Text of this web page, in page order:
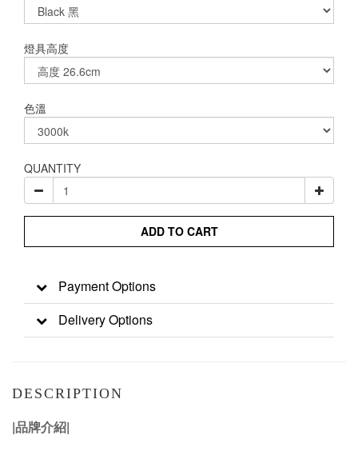
燈具高度
色溫
QUANTITY
ADD TO CART
Payment Options
Delivery Options
DESCRIPTION
|品牌介紹|